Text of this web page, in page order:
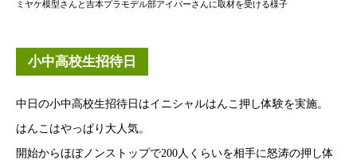
ミヤケ模型さんと吉本プラモデル部アイバーさんに取材を受ける様子
小中高校生招待日
中日の小中高校生招待日はイニシャルはんこ押し体験を実施。
はんこはやっぱり大人気。
開始からほぼノンストップで200人くらいを相手に怒涛の押し体